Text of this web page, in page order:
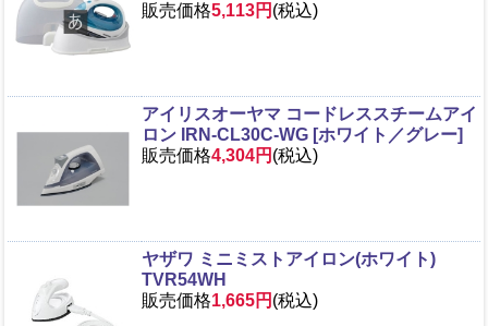
販売価格5,113円 (税込)
アイリスオーヤマ コードレススチームアイ
ロン IRN-CL30C-WG [ホワイト／グレー]
販売価格4,304円 (税込)
ヤザワ ミニミストアイロン(ホワイト)
TVR54WH
販売価格1,665円 (税込)